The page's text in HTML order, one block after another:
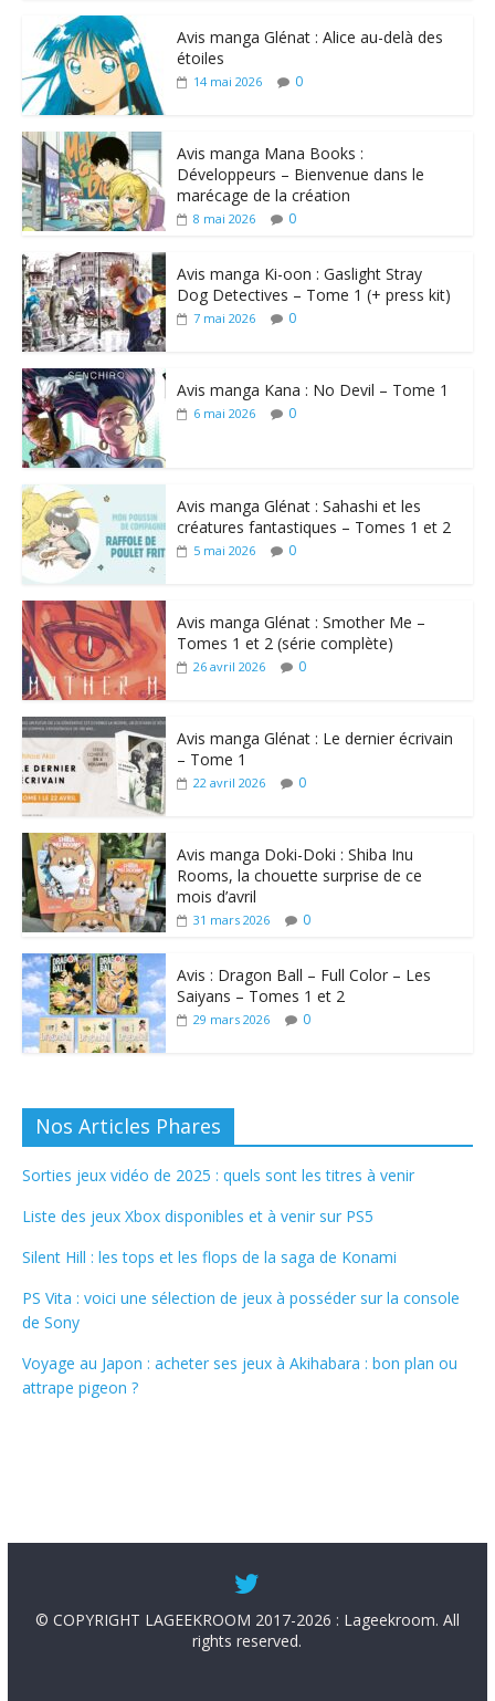
Avis manga Glénat : Alice au-delà des
étoiles
14 mai 2026 0
Avis manga Mana Books :
Développeurs – Bienvenue dans le
marécage de la création
8 mai 2026 0
Avis manga Ki-oon : Gaslight Stray
Dog Detectives – Tome 1 (+ press kit)
7 mai 2026 0
Avis manga Kana : No Devil – Tome 1
6 mai 2026 0
Avis manga Glénat : Sahashi et les
créatures fantastiques – Tomes 1 et 2
5 mai 2026 0
Avis manga Glénat : Smother Me –
Tomes 1 et 2 (série complète)
26 avril 2026 0
Avis manga Glénat : Le dernier écrivain
– Tome 1
22 avril 2026 0
Avis manga Doki-Doki : Shiba Inu
Rooms, la chouette surprise de ce
mois d’avril
31 mars 2026 0
Avis : Dragon Ball – Full Color – Les
Saiyans – Tomes 1 et 2
29 mars 2026 0
Nos Articles Phares
Sorties jeux vidéo de 2025 : quels sont les titres à venir
Liste des jeux Xbox disponibles et à venir sur PS5
Silent Hill : les tops et les flops de la saga de Konami
PS Vita : voici une sélection de jeux à posséder sur la console
de Sony
Voyage au Japon : acheter ses jeux à Akihabara : bon plan ou
attrape pigeon ?
© COPYRIGHT LAGEEKROOM 2017-2026 : Lageekroom. All
rights reserved.